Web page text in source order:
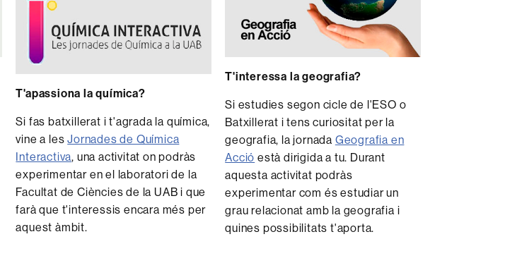
T'apassiona la química?
Si fas batxillerat i t'agrada la química,
vine a lesJornades de Química
Interactiva, una activitat on podràs
experimentar en el laboratori de la
Facultat de Ciències de la UAB i que
farà que t'interessis encara més per
aquest àmbit.
T'interessa la geografia?
Si estudies segon cicle de l'ESO o
Batxillerat i tens curiositat per la
geografia, la jornada Geografia en
Acció està dirigida a tu. Durant
aquesta activitat podràs
experimentar com és estudiar un
grau relacionat amb la geografia i
quines possibilitats t'aporta.